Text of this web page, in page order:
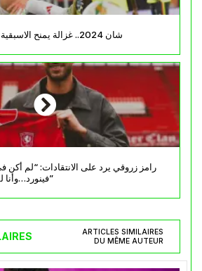
شان 2024.. غزالة يمنح الاسبقية لـ الخضر أمام اوغندا
رامز زروقي يرد على الانتقادات: “لم أكن
فينورد…وأنا لست باللاعب السيء”
ARTICLES SIMILAIRES
DU MÊME AUTEUR